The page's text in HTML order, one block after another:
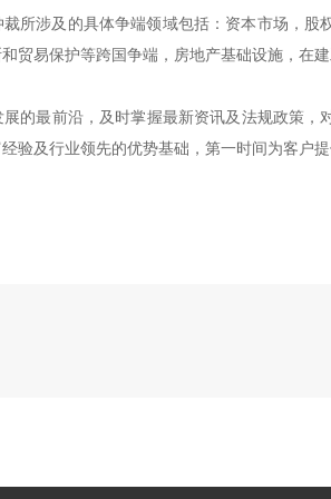
所涉及的具体争端领域包括：资本市场，
贸易保护等跨国争端，房地产基础设施，在
的最前沿，及时掌握最新资讯及法规政策
验及行业领先的优势基础，第一时间为客户提